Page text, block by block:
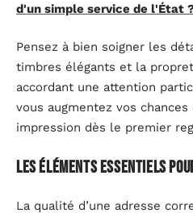
d'un simple service de l'État
Pensez à bien soigner les
timbres élégants et la
accordant une attention
vous augmentez vos
impression dès le premier
Les éléments essentiels
La qualité d’une adresse